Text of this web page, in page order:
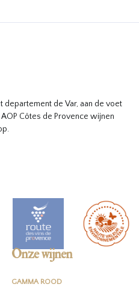
departement de Var, aan de voet
Côtes de Provence wijnen
Onze wijnen
GAMMA ROOD